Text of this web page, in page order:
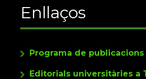
Enllaços
Programa de publicacions
Editorials universitàries a